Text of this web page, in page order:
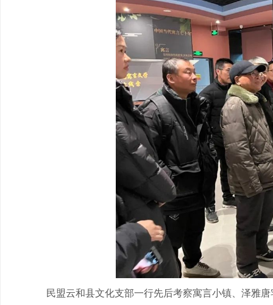
民盟云和县文化支部一行先后考察寓言小镇、泽雅唐